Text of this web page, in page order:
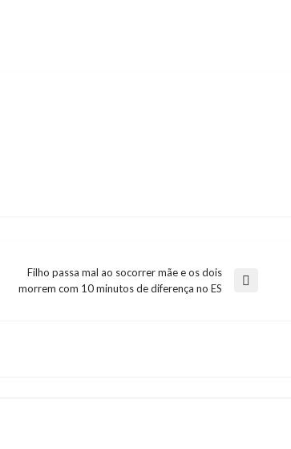
Next
Filho passa mal ao socorrer mãe e os dois
morrem com 10 minutos de diferença no ES